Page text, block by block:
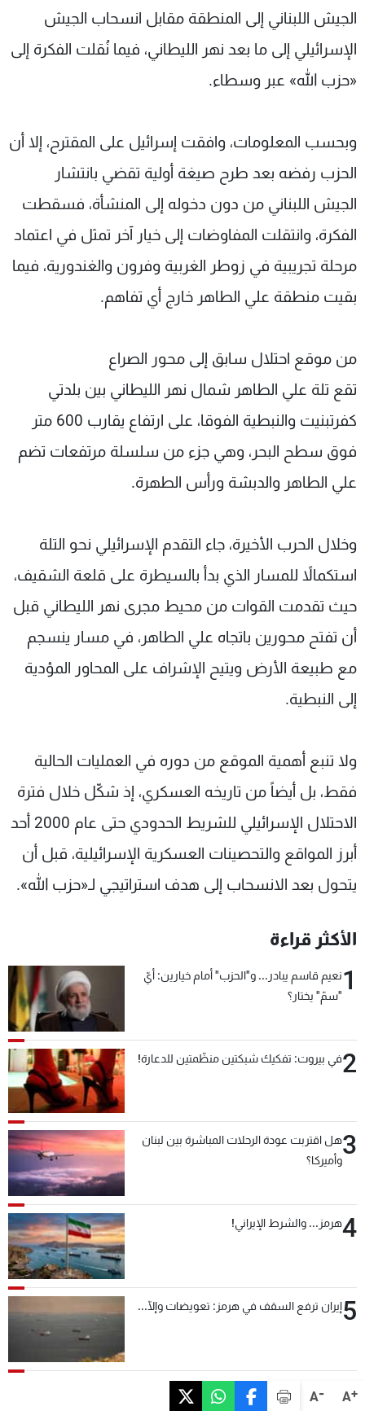
A+
A-
الجيش اللبناني إلى المنطقة مقابل انسحاب الجيش
الإسرائيلي إلى ما بعد نهر الليطاني، فيما نُقلت الفكرة إلى
«حزب الله» عبر وسطاء.
وبحسب المعلومات، وافقت إسرائيل على المقترح، إلا أن
الحزب رفضه بعد طرح صيغة أولية تقضي بانتشار
الجيش اللبناني من دون دخوله إلى المنشأة، فسقطت
الفكرة، وانتقلت المفاوضات إلى خيار آخر تمثل في اعتماد
مرحلة تجريبية في زوطر الغربية وفرون والغندورية، فيما
بقيت منطقة علي الطاهر خارج أي تفاهم.
من موقع احتلال سابق إلى محور الصراع
تقع تلة علي الطاهر شمال نهر الليطاني بين بلدتي
كفرتبنيت والنبطية الفوقا، على ارتفاع يقارب 600 متر
فوق سطح البحر، وهي جزء من سلسلة مرتفعات تضم
علي الطاهر والدبشة ورأس الطهرة.
وخلال الحرب الأخيرة، جاء التقدم الإسرائيلي نحو التلة
استكمالاً للمسار الذي بدأ بالسيطرة على قلعة الشقيف،
حيث تقدمت القوات من محيط مجرى نهر الليطاني قبل
أن تفتح محورين باتجاه علي الطاهر، في مسار ينسجم
مع طبيعة الأرض ويتيح الإشراف على المحاور المؤدية
إلى النبطية.
ولا تنبع أهمية الموقع من دوره في العمليات الحالية
فقط، بل أيضاً من تاريخه العسكري، إذ شكّل خلال فترة
الاحتلال الإسرائيلي للشريط الحدودي حتى عام 2000 أحد
أبرز المواقع والتحصينات العسكرية الإسرائيلية، قبل أن
يتحول بعد الانسحاب إلى هدف استراتيجي لـ«حزب الله».
الأكثر قراءة
1نعيم قاسم يبادر... و"الحزب" أمام خيارين: أيّ
"سمّ" يختار؟
2في بيروت: تفكيك شبكتين منظّمتين للدعارة!
3هل اقتربت عودة الرحلات المباشرة بين لبنان
وأميركا؟
4هرمز... والشرط الإيراني!
5إيران ترفع السقف في هرمز: تعويضات وإلّا...